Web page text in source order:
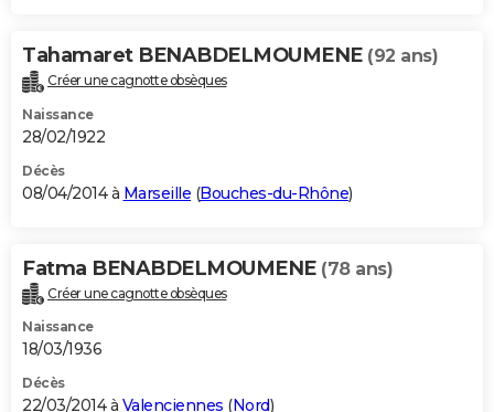
Tahamaret BENABDELMOUMENE (92 ans)
Créer une cagnotte obsèques
Naissance
28/02/1922
Décès
08/04/2014 à Marseille (Bouches-du-Rhône)
Fatma BENABDELMOUMENE (78 ans)
Créer une cagnotte obsèques
Naissance
18/03/1936
Décès
22/03/2014 à Valenciennes (Nord)